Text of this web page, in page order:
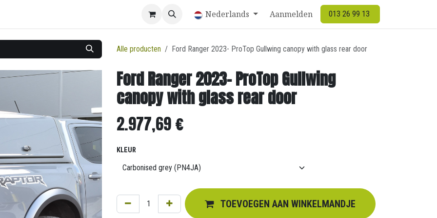
Nederlands Aanmelden 013 26 99 13
Alle producten Ford Ranger 2023- ProTop Gullwing canopy with glass rear door
Ford Ranger 2023- ProTop Gullwing
canopy with glass rear door
2.977,69€
KLEUR
TOEVOEGEN AAN WINKELMANDJE